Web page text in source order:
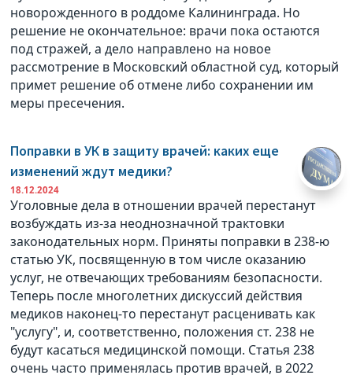
новорожденного в роддоме Калининграда. Но
решение не окончательное: врачи пока остаются
под стражей, а дело направлено на новое
рассмотрение в Московский областной суд, который
примет решение об отмене либо сохранении им
меры пресечения.
Поправки в УК в защиту врачей: каких еще
изменений ждут медики?
18.12.2024
Уголовные дела в отношении врачей перестанут
возбуждать из-за неоднозначной трактовки
законодательных норм. Приняты поправки в 238-ю
статью УК, посвященную в том числе оказанию
услуг, не отвечающих требованиям безопасности.
Теперь после многолетних дискуссий действия
медиков наконец-то перестанут расценивать как
"услугу", и, соответственно, положения ст. 238 не
будут касаться медицинской помощи. Статья 238
очень часто применялась против врачей, в 2022